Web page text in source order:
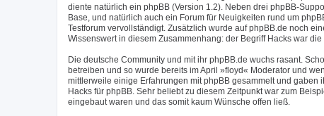
diente natürlich ein phpBB (Version 1.2). Neben drei phpBB-
Base, und natürlich auch ein Forum für Neuigkeiten rund um
Testforum vervollständigt. Zusätzlich wurde auf phpBB.de noch
Wissenswert in diesem Zusammenhang: der Begriff Hacks war
Die deutsche Community und mit ihr phpBB.de wuchs rasant.
betreiben und so wurde bereits im April »floyd« Moderator und
mittlerweile einige Erfahrungen mit phpBB gesammelt und
Hacks für phpBB. Sehr beliebt zu diesem Zeitpunkt war zum
eingebaut waren und das somit kaum Wünsche offen ließ.